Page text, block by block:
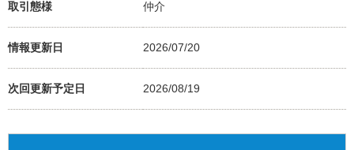
取引態様 仲介
情報更新日 2026/07/20
次回更新予定日 2026/08/19